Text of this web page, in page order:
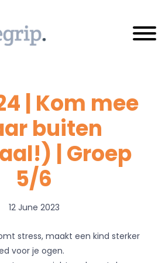
Toggle
| Kom mee
buiten
| Groep
5/6
12 June 2023
stress, maakt een kind sterker
voor je ogen.